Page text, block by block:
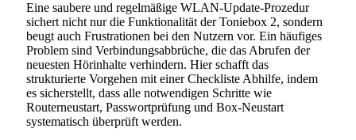
Eine saubere und regelmäßige WLAN-Update-Prozedur
sichert nicht nur die Funktionalität der Toniebox 2, sondern
beugt auch Frustrationen bei den Nutzern vor. Ein häufiges
Problem sind Verbindungsabbrüche, die das Abrufen der
neuesten Hörinhalte verhindern. Hier schafft das
strukturierte Vorgehen mit einer Checkliste Abhilfe, indem
es sicherstellt, dass alle notwendigen Schritte wie
Routerneustart, Passwortprüfung und Box-Neustart
systematisch überprüft werden.